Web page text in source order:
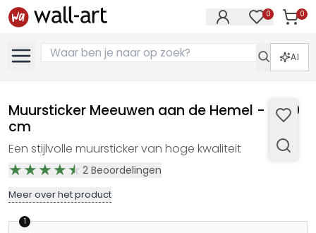
0 0
AI
Muursticker Meeuwen aan de Hemel - Ø 30
cm
Een stijlvolle muursticker van hoge kwaliteit
2 Beoordelingen
Meer over het product
1